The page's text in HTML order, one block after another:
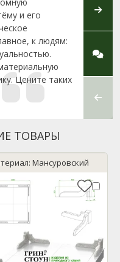
и его
к людям:
Цените таких
ТОВАРЫ
Мансуровский